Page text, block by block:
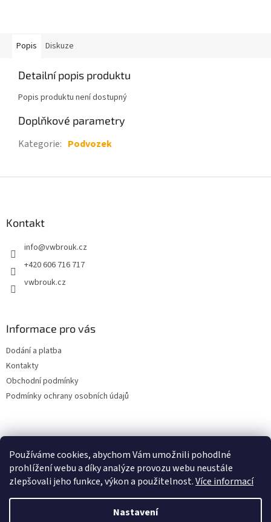
Používáme cookies, abychom Vám umožnili pohodlné
prohlížení webu a díky analýze provozu webu neustále
zlepšovali jeho funkce, výkon a použitelnost.Více informací
Nastavení
Popis Diskuze
Detailní popis produktu
Popis produktu není dostupný
Doplňkové parametry
Kategorie: Podvozek
Kontakt
info@vwbrouk.cz
+420 606 716 717
vwbrouk.cz
Informace pro vás
Dodání a platba
Kontakty
Obchodní podmínky
Podmínky ochrany osobních údajů
Vytvořil Shoptet